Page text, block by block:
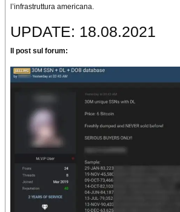
l’infrastruttura americana.
UPDATE: 18.08.2021
Il post sul forum: